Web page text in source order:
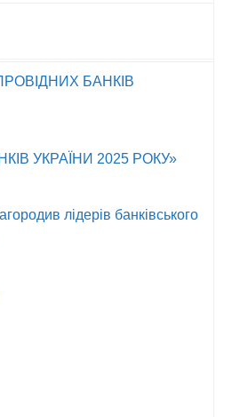
БАНКІВ
УКРАЇНИ 2025 РОКУ»
лідерів банківського